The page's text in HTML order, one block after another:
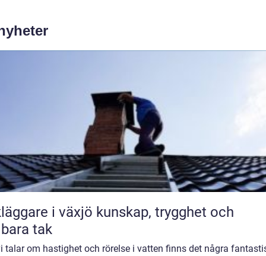
i växjö kunskap, trygghet och
tak
talar om hastighet och rörelse i vatten finns det några